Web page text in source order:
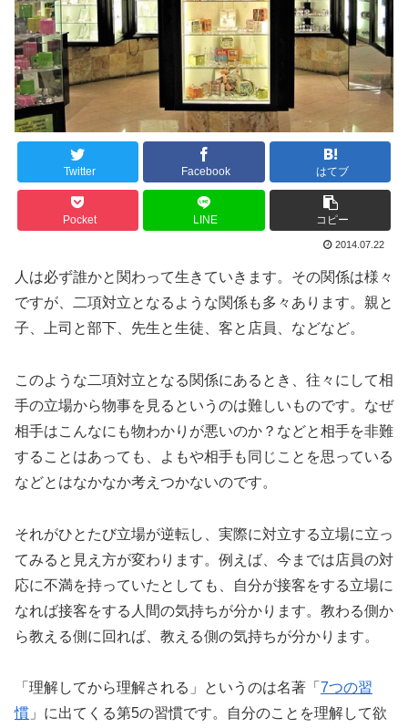
Twitter Facebook はてブ
Pocket LINE コピー
2014.07.22
人は必ず誰かと関わって生きていきます。その関係は様々
ですが、二項対立となるような関係も多々あります。親と
子、上司と部下、先生と生徒、客と店員、などなど。
このような二項対立となる関係にあるとき、往々にして相
手の立場から物事を見るというのは難しいものです。なぜ
相手はこんなにも物わかりが悪いのか？などと相手を非難
することはあっても、よもや相手も同じことを思っている
などとはなかなか考えつかないのです。
それがひとたび立場が逆転し、実際に対立する立場に立っ
てみると見え方が変わります。例えば、今までは店員の対
応に不満を持っていたとしても、自分が接客をする立場に
なれば接客をする人間の気持ちが分かります。教わる側か
ら教える側に回れば、教える側の気持ちが分かります。
「理解してから理解される」というのは名著「 7つの習
慣 」に出てくる第5の習慣です。自分のことを理解して欲